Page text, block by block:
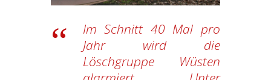
Im Schnitt 40 Mal pro
Jahr wird die
Löschgruppe Wüsten